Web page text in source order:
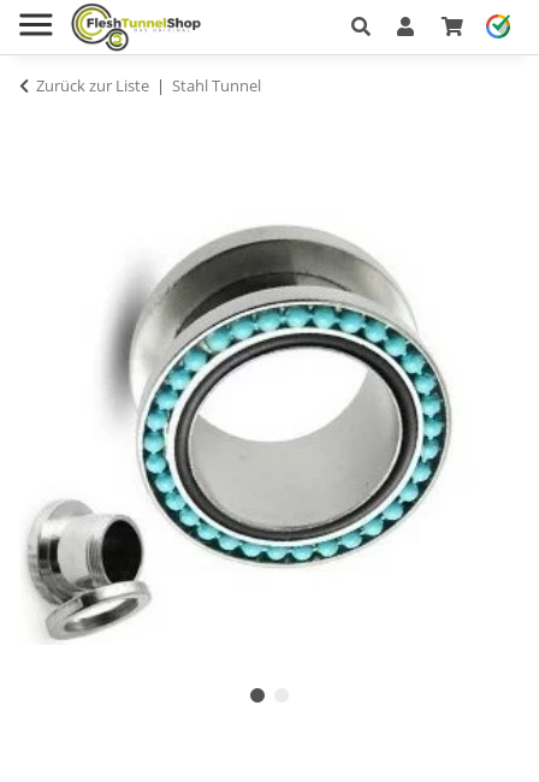
Zurück zur Liste Stahl Tunnel